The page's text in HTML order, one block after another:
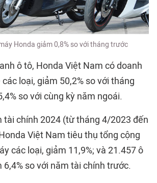
Honda giảm 0,8% so với tháng trước
ô tô, Honda Việt Nam có doanh
loại, giảm 50,2% so với tháng
so với cùng kỳ năm ngoái.
tài chính 2024 (từ tháng 4/2023 đến
Việt Nam tiêu thụ tổng cộng
các loại, giảm 11,9%; và 21.457 ô
6,4% so với năm tài chính trước.